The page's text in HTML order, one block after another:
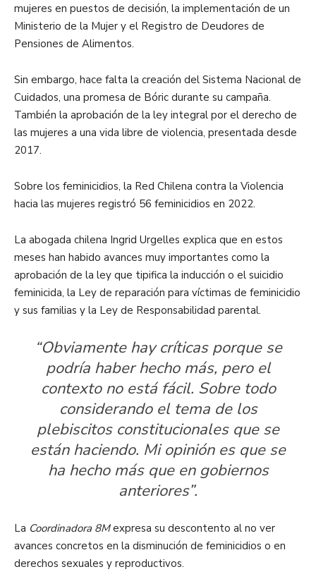
mujeres en puestos de decisión, la implementación de un
Ministerio de la Mujer y el Registro de Deudores de
Pensiones de Alimentos.
Sin embargo, hace falta la creación del Sistema Nacional de
Cuidados, una promesa de Bóric durante su campaña.
También la aprobación de la ley integral por el derecho de
las mujeres a una vida libre de violencia, presentada desde
2017.
Sobre los feminicidios, la Red Chilena contra la Violencia
hacia las mujeres registró 56 feminicidios en 2022.
La abogada chilena Ingrid Urgelles explica que en estos
meses han habido avances muy importantes como la
aprobación de la ley que tipifica la inducción o el suicidio
feminicida, la Ley de reparación para víctimas de feminicidio
y sus familias y la Ley de Responsabilidad parental.
“Obviamente hay críticas porque se
podría haber hecho más, pero el
contexto no está fácil. Sobre todo
considerando el tema de los
plebiscitos constitucionales que se
están haciendo. Mi opinión es que se
ha hecho más que en gobiernos
anteriores”.
La Coordinadora 8Mexpresa su descontento al no ver
avances concretos en la disminución de feminicidios o en
derechos sexuales y reproductivos.